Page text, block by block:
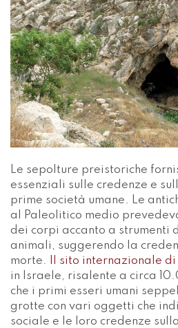
Le sepolture preistoriche
essenziali sulle credenze e
prime società umane. Le
al Paleolitico medio
dei corpi accanto a strumenti
animali, suggerendo la
morte.
Il sito internazionale
in Israele, risalente a circa
che i primi esseri umani
grotte con vari oggetti che
sociale e le loro credenze